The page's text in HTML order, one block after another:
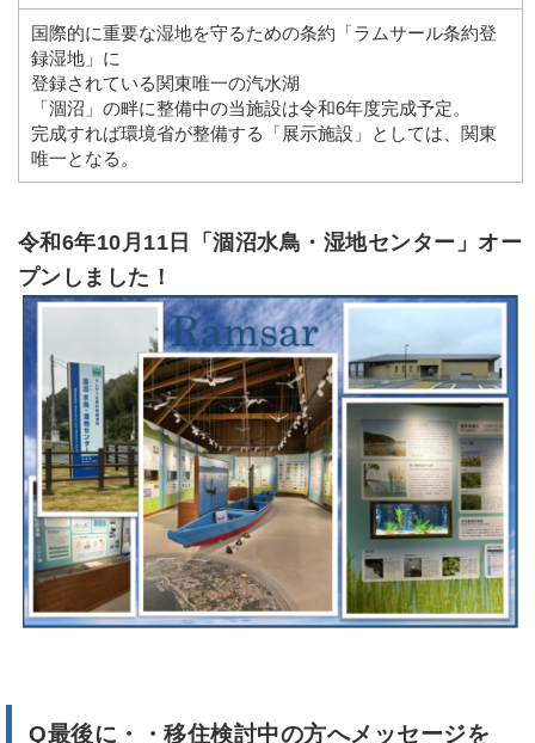
国際的に重要な湿地を守るための条約「ラムサール条約登
録湿地」に
登録されている関東唯一の汽水湖
「涸沼」の畔に整備中の当施設は令和6年度完成予定。
完成すれば環境省が整備する「展示施設」としては、関東
唯一となる。
令和6年10月11日「涸沼水鳥・湿地センター」オー
プンしました！
Q最後に・・移住検討中の方へメッセージを